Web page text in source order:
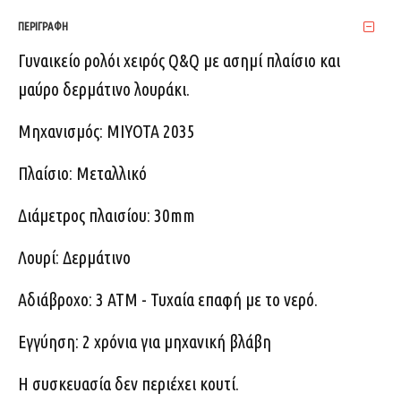
ΠΕΡΙΓΡΑΦΉ
Γυναικείο ρολόι χειρός Q&Q με ασημί πλαίσιο και
μαύρο δερμάτινο λουράκι.
Μηχανισμός: MIYOTA 2035
Πλαίσιο: Μεταλλικό
Διάμετρος πλαισίου: 30mm
Λουρί: Δερμάτινο
Αδιάβροχο: 3 ATM - Τυχαία επαφή με το νερό.
Εγγύηση: 2 χρόνια για μηχανική βλάβη
Η συσκευασία δεν περιέχει κουτί.